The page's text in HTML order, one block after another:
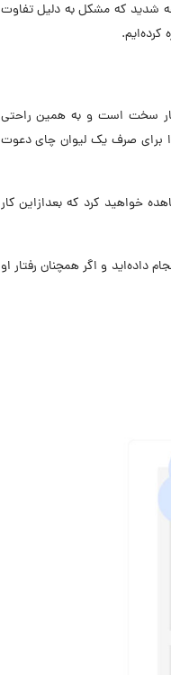
شدید که مشکل به دلیل تفاوت
سخت است و به همین راحتی
برای صرف یک لیوان چای دعوت
خواهید کرد که بعدازاین کار
و اگر همچنان رفتار او